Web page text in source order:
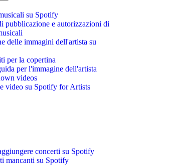
su Spotify
pubblicazione e autorizzazioni di
delle immagini dell'artista su
per la copertina
per l'immagine dell'artista
videos
video su Spotify for Artists
concerti su Spotify
mancanti su Spotify